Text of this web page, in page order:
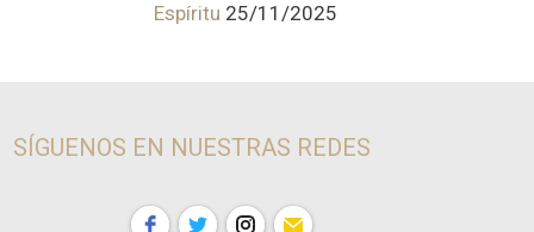
Espíritu 25/11/2025
SÍGUENOS EN NUESTRAS REDES